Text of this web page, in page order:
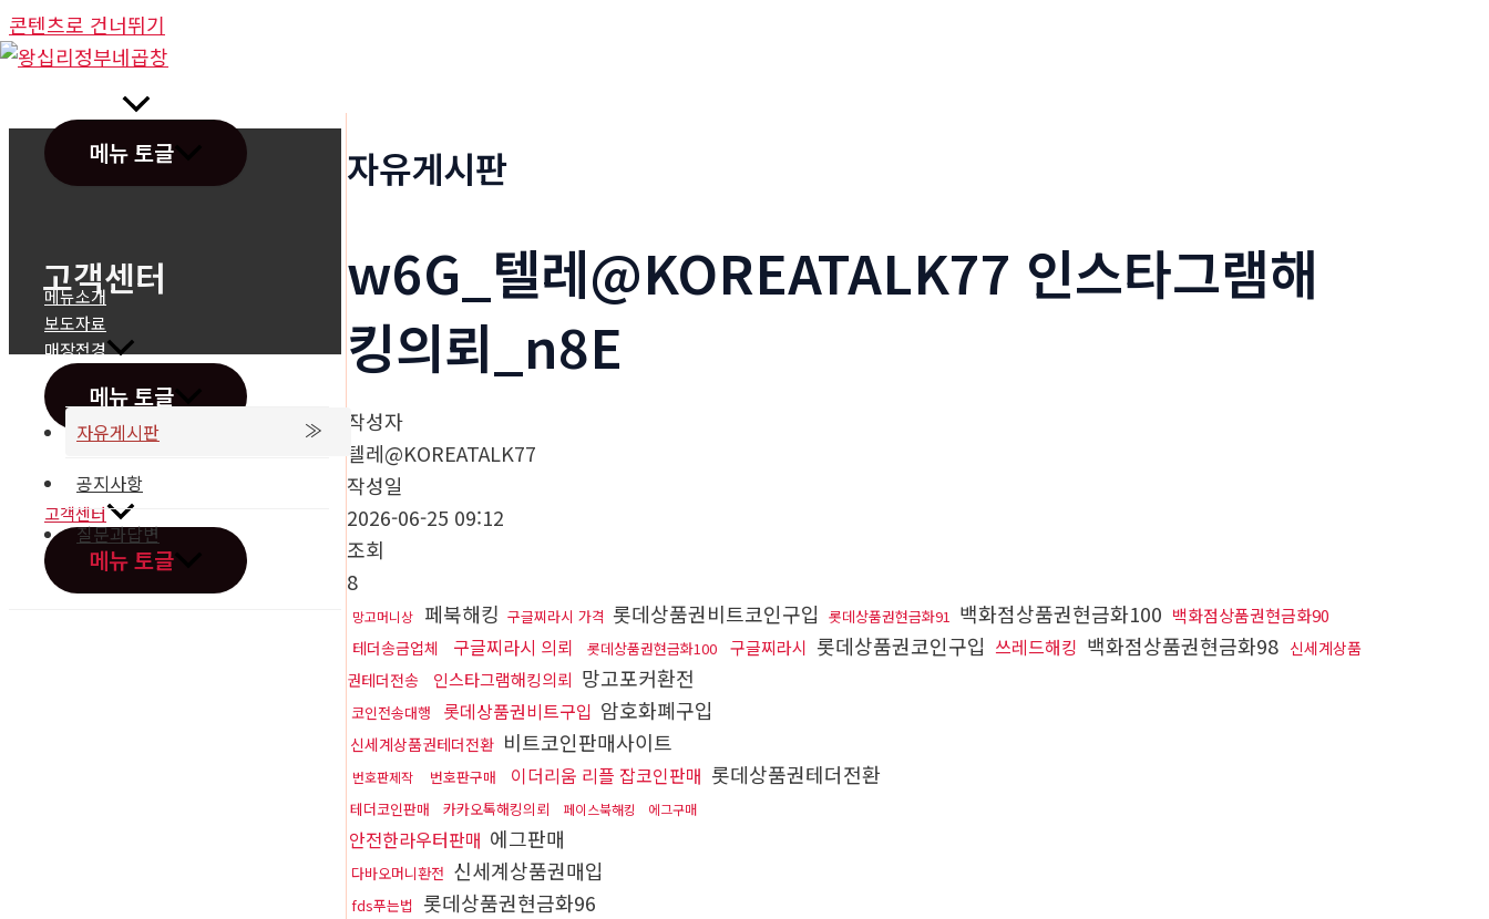
콘텐츠로 건너뛰기
메뉴 토글
메뉴소개
보도자료
매장전경
메뉴 토글
온라인문의
고객센터
메뉴 토글
고객센터
자유게시판
공지사항
질문과답변
자유게시판
w6G_텔레@KOREATALK77 인스타그램해
킹의뢰_n8E
작성자
텔레@KOREATALK77
작성일
2026-06-25 09:12
조회
8
망고머니상 페북해킹 구글찌라시 가격 롯데상품권비트코인구입 롯데상품권현금화91 백화점상품권현금화100 백화점상품권현금화90
테더송금업체 구글찌라시 의뢰 롯데상품권현금화100 구글찌라시 롯데상품권코인구입 쓰레드해킹 백화점상품권현금화98 신세계상품
권테더전송
인스타그램해킹의뢰 망고포커환전
코인전송대행 롯데상품권비트구입 암호화폐구입
신세계상품권테더전환 비트코인판매사이트
번호판제작 번호판구매 이더리움 리플 잡코인판매 롯데상품권테더전환
테더코인판매 카카오톡해킹의뢰 페이스북해킹 에그구매
안전한라우터판매 에그판매
다바오머니환전 신세계상품권매입
fds푸는법 롯데상품권현금화96